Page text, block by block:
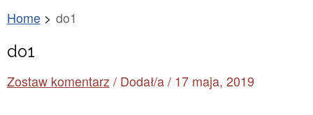
Home do1
do1
Zostaw komentarz / Dodał/a / 17 maja, 2019